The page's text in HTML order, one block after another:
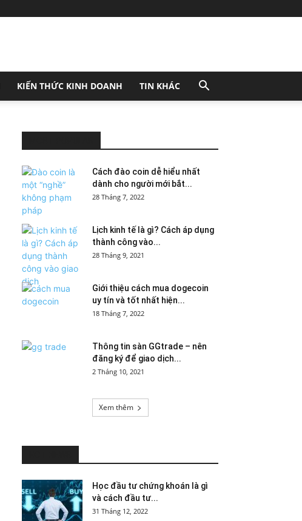
KIẾN THỨC KINH DOANH TIN KHÁC
Cách đào coin dễ hiểu nhất
dành cho người mới bắt...
28 Tháng 7, 2022
Lịch kinh tế là gì? Cách áp dụng
thành công vào...
28 Tháng 9, 2021
Giới thiệu cách mua dogecoin
uy tín và tốt nhất hiện...
18 Tháng 7, 2022
Thông tin sàn GGtrade – nên
đăng ký để giao dịch...
2 Tháng 10, 2021
Xem thêm
Học đầu tư chứng khoán là gì
và cách đầu tư...
31 Tháng 12, 2022